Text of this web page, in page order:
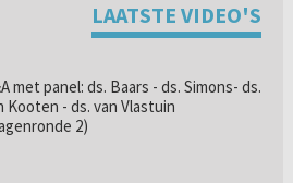
LAATSTE VIDEO'S
met panel: ds. Baars - ds. Simons- ds.
Kooten - ds. van Vlastuin
2)